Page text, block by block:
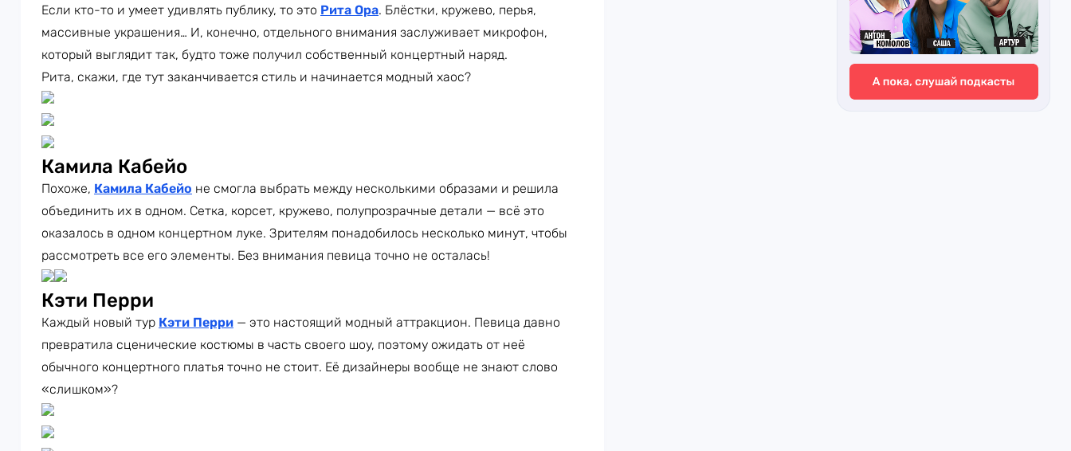
Если кто-то и умеет удивлять публику, то это Рита Ора. Блёстки, кружево, перья,
массивные украшения… И, конечно, отдельного внимания заслуживает микрофон,
который выглядит так, будто тоже получил собственный концертный наряд.
Рита, скажи, где тут заканчивается стиль и начинается модный хаос?
Камила Кабейо
Похоже, Камила Кабейо не смогла выбрать между несколькими образами и решила
объединить их в одном. Сетка, корсет, кружево, полупрозрачные детали — всё это
оказалось в одном концертном луке. Зрителям понадобилось несколько минут, чтобы
рассмотреть все его элементы. Без внимания певица точно не осталась!
Кэти Перри
Каждый новый тур Кэти Перри — это настоящий модный аттракцион. Певица давно
превратила сценические костюмы в часть своего шоу, поэтому ожидать от неё
обычного концертного платья точно не стоит. Её дизайнеры вообще не знают слово
«слишком»?